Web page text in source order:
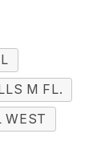
M FL.
WEST